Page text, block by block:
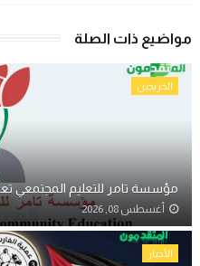
مواضيع ذات الصلة
الخريجين
مؤسسة تامر للتعليم المجتمعي
أغسطس 08, 2026
الأخبار